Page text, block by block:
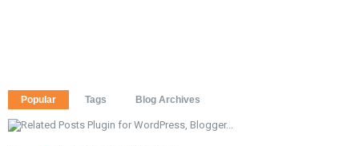
Popular Tags Blog Archives